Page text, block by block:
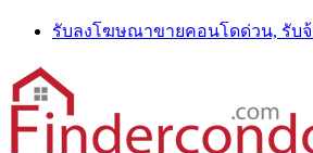
Skip
content
รับลงโฆษณาขายคอนโดด่วน, รับ